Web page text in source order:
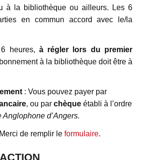
à la bibliothèque ou ailleurs. Les 6
en commun accord avec le/la
heures, à régler lors du premier
à la bibliothèque doit être à
: Vous pouvez payer par
, ou par chèque établi à l’ordre
d’Angers.
Merci de remplir le formulaire.